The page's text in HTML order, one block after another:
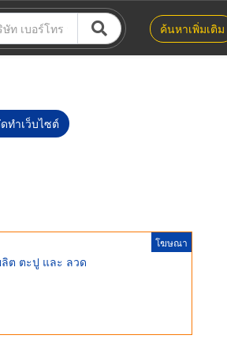
ค้นหาเพิ่มเติม
ทำเว็บไซต์
โฆษณา
ลิต ตะปู และ ลวด